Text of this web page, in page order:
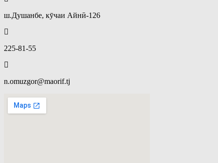
ш.Душанбе, кӯчаи Айнӣ-126
225-81-55
n.omuzgor@maorif.tj